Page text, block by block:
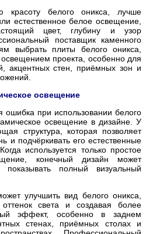
красоту белого оникса, лучше
естественное белое освещение,
цвет, глубину и узор
поставщик каменного
выбрать плиты белого оникса,
проекта, особенно для
акцентных стен, приёмных зон и
освещение
при использовании белого
освещение в дизайне. У
структура, которая позволяет
и подчёркивать его естественные
используется только простое
конечный дизайн может
полный визуальный
улучшить вид белого оникса,
света и создавая более
эффект, особенно в заднем
стенах, приёмных столах и